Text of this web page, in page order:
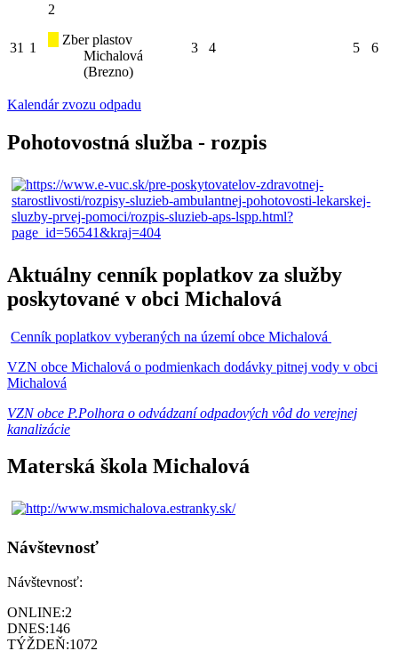
31 1
2
Zber plastov
Michalová
(Brezno)
3 4 5 6
Kalendár zvozu odpadu
Pohotovostná služba - rozpis
Aktuálny cenník poplatkov za služby
poskytované v obci Michalová
Cenník poplatkov vyberaných na území obce Michalová
VZN obce Michalová o podmienkach dodávky pitnej vody v obci
Michalová
VZN obce P.Polhora o odvádzaní odpadových vôd do verejnej
kanalizácie
Materská škola Michalová
Návštevnosť
Návštevnosť:
ONLINE:2
DNES:146
TÝŽDEŇ:1072